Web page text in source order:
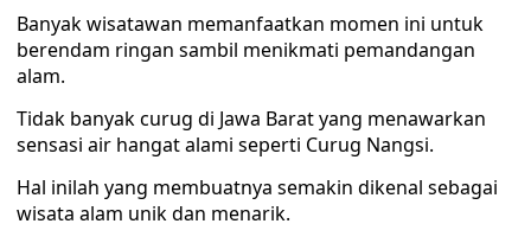
Banyak wisatawan memanfaatkan momen ini untuk
berendam ringan sambil menikmati pemandangan
alam.
Tidak banyak curug di Jawa Barat yang menawarkan
sensasi air hangat alami seperti Curug Nangsi.
Hal inilah yang membuatnya semakin dikenal sebagai
wisata alam unik dan menarik.